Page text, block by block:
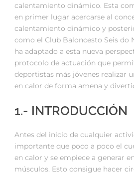
calentamiento dinámico. Esta
en primer lugar acercarse al
calentamiento dinámico y
como el Club Baloncesto Seis do
ha adaptado a esta nueva
protocolo de actuación que
deportistas más jóvenes realizar
en calor de forma amena y
1.- INTRODUCCIÓN
Antes del inicio de cualquier
importante que poco a poco el
en calor y se empiece a generar
músculos. Esto consigue hacer